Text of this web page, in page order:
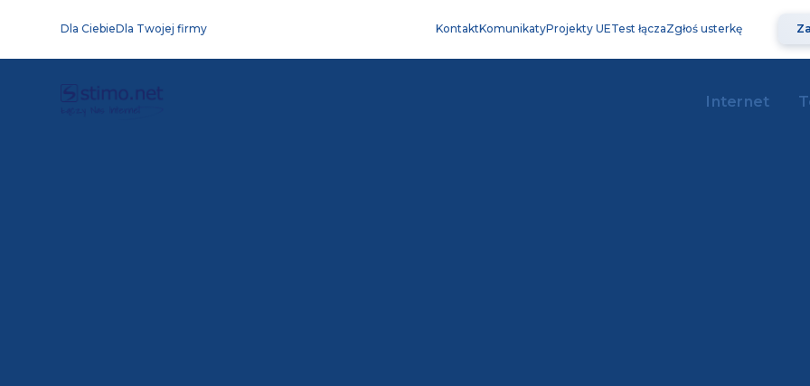
Dla CiebieDla Twojej firmy KontaktKomunikatyProjekty UETest łączaZgłoś usterkę
Internet